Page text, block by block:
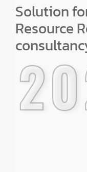
Solution
Resource